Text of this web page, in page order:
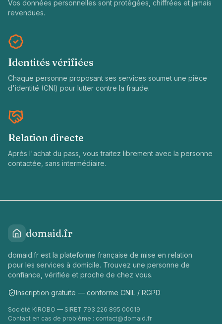
Vos données personnelles sont protégées, chiffrées et jamais
revendues.
Identités vérifiées
Chaque personne proposant ses services soumet une pièce
d'identité (CNI) pour lutter contre la fraude.
Relation directe
Après l'achat du pass, vous traitez librement avec la personne
contactée, sans intermédiaire.
domaid.fr
domaid.fr est la plateforme française de mise en relation
pour les services à domicile. Trouvez une personne de
confiance, vérifiée et proche de chez vous.
Inscription gratuite — conforme CNIL / RGPD
Société KIROBO — SIRET 793 226 895 00019
Contact en cas de problème : contact@domaid.fr